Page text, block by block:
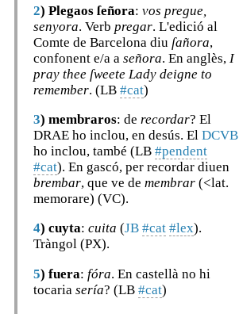
2) Plegaos ſeñora: vos pregue,
senyora. Verb pregar. L'edició al
Comte de Barcelona diu ſañora,
confonent e/a a señora. En anglès, I
pray thee ſweete Lady deigne to
remember. (LB #cat)
3) membraros: de recordar? El
DRAE ho inclou, en desús. El DCVB
ho inclou, també (LB #pendent
#cat). En gascó, per recordar diuen
brembar, que ve de membrar (<lat.
memorare) (VC).
4) cuyta: cuita (JB #cat #lex).
Tràngol (PX).
5) fuera: fóra. En castellà no hi
tocaria sería? (LB #cat)